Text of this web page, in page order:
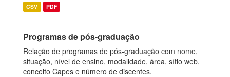
CSV PDF
Programas de pós-graduação
Relação de programas de pós-graduação com nome,
situação, nível de ensino, modalidade, área, sítio web,
conceito Capes e número de discentes.